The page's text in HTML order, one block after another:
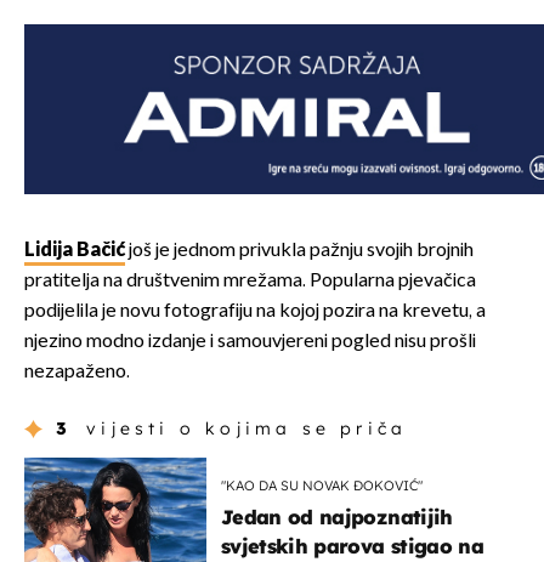
Lidija Bačićjoš je jednom privukla pažnju svojih brojnih
pratitelja na društvenim mrežama. Popularna pjevačica
podijelila je novu fotografiju na kojoj pozira na krevetu, a
njezino modno izdanje i samouvjereni pogled nisu prošli
nezapaženo.
3 vijesti o kojima se priča
"KAO DA SU NOVAK ĐOKOVIĆ"
Jedan od najpoznatijih
svjetskih parova stigao na